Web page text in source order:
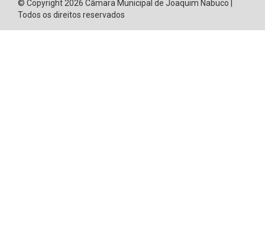
© Copyright 2026 Câmara Municipal de Joaquim Nabuco |
Todos os direitos reservados